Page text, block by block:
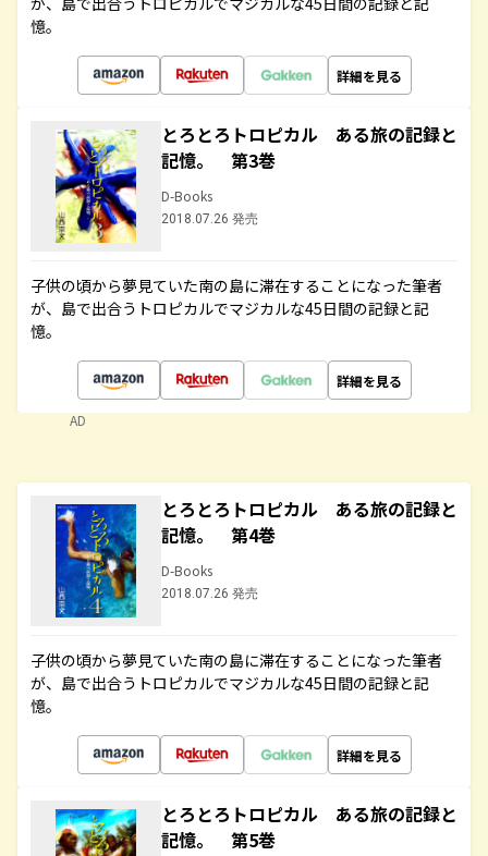
憶。
詳細を見る
とろとろトロピカル ある旅の記録と
記憶。 第3巻
D-Books
2018.07.26 発売
子供の頃から夢見ていた南の島に滞在することになった筆者
が、島で出合うトロピカルでマジカルな45日間の記録と記
憶。
詳細を見る
AD
とろとろトロピカル ある旅の記録と
記憶。 第4巻
D-Books
2018.07.26 発売
子供の頃から夢見ていた南の島に滞在することになった筆者
が、島で出合うトロピカルでマジカルな45日間の記録と記
憶。
詳細を見る
とろとろトロピカル ある旅の記録と
記憶。 第5巻